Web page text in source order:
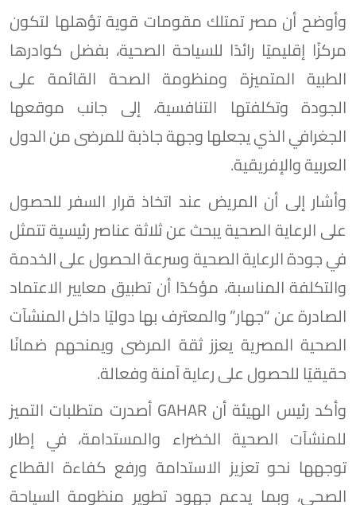
وأوضح أن مصر تمتلك مقومات قوية تؤهلها لتكون
مركزًا إقليميًا رائدًا للسياحة الصحية، بفضل كوادرها
الطبية المتميزة ومنظومة الصحة القائمة على
الجودة وتكلفتها التنافسية، إلى جانب موقعها
الجغرافي الذي يجعلها وجهة جاذبة للمرضى من الدول
العربية والإفريقية.
وأشار إلى أن المريض عند اتخاذ قرار السفر للحصول
على الرعاية الصحية يبحث عن ثلاثة عناصر رئيسية تتمثل
في جودة الرعاية الصحية وسرعة الحصول على الخدمة
والتكلفة المناسبة، مؤكدًا أن تطبيق معايير الاعتماد
الصادرة عن “جهار” والمعترف بها دوليًا داخل المنشآت
الصحية المصرية يعزز ثقة المرضى ويمنحهم ضمانًا
حقيقيًا للحصول على رعاية آمنة وفعالة.
وأكد رئيس الهيئة أن GAHAR أصدرت متطلبات التميز
للمنشآت الصحية الخضراء والمستدامة، في إطار
توجهها نحو تعزيز الاستدامة ورفع كفاءة القطاع
الصحي، وبما يدعم جهود تطوير منظومة السياحة